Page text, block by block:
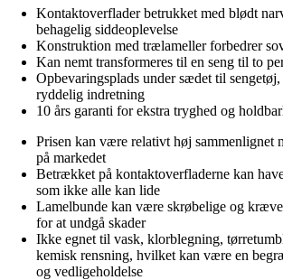
Kontaktoverflader betrukket med blødt
behagelig siddeoplevelse
Konstruktion med trælameller forbedrer
Kan nemt transformeres til en seng til to
Opbevaringsplads under sædet til
ryddelig indretning
10 års garanti for ekstra tryghed og
Prisen kan være relativt høj sammenlignet
på markedet
Betrækket på kontaktoverfladerne kan
som ikke alle kan lide
Lamelbunde kan være skrøbelige og
for at undgå skader
Ikke egnet til vask, klorblegning,
kemisk rensning, hvilket kan være en
og vedligeholdelse